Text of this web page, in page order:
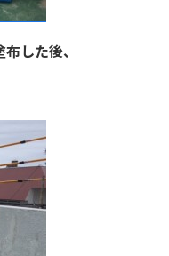
した後、